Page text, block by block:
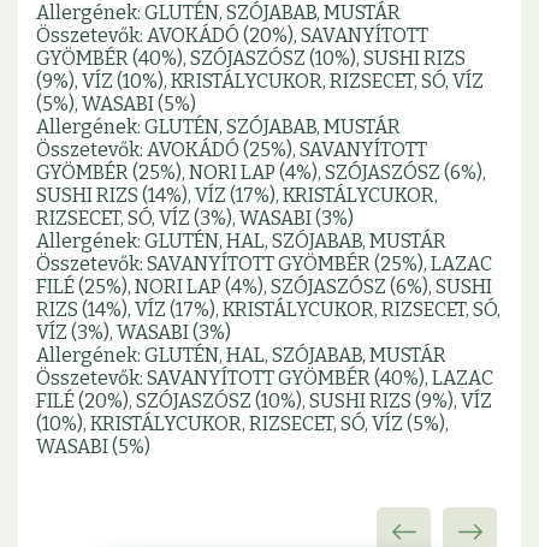
Allergének: GLUTÉN, SZÓJABAB, MUSTÁR
Összetevők: AVOKÁDÓ (20%), SAVANYÍTOTT
GYÖMBÉR (40%), SZÓJASZÓSZ (10%), SUSHI RIZS
(9%), VÍZ (10%), KRISTÁLYCUKOR, RIZSECET, SÓ, VÍZ
(5%), WASABI (5%)
Allergének: GLUTÉN, SZÓJABAB, MUSTÁR
Összetevők: AVOKÁDÓ (25%), SAVANYÍTOTT
GYÖMBÉR (25%), NORI LAP (4%), SZÓJASZÓSZ (6%),
SUSHI RIZS (14%), VÍZ (17%), KRISTÁLYCUKOR,
RIZSECET, SÓ, VÍZ (3%), WASABI (3%)
Allergének: GLUTÉN, HAL, SZÓJABAB, MUSTÁR
Összetevők: SAVANYÍTOTT GYÖMBÉR (25%), LAZAC
FILÉ (25%), NORI LAP (4%), SZÓJASZÓSZ (6%), SUSHI
RIZS (14%), VÍZ (17%), KRISTÁLYCUKOR, RIZSECET, SÓ,
VÍZ (3%), WASABI (3%)
Allergének: GLUTÉN, HAL, SZÓJABAB, MUSTÁR
Összetevők: SAVANYÍTOTT GYÖMBÉR (40%), LAZAC
FILÉ (20%), SZÓJASZÓSZ (10%), SUSHI RIZS (9%), VÍZ
(10%), KRISTÁLYCUKOR, RIZSECET, SÓ, VÍZ (5%),
WASABI (5%)